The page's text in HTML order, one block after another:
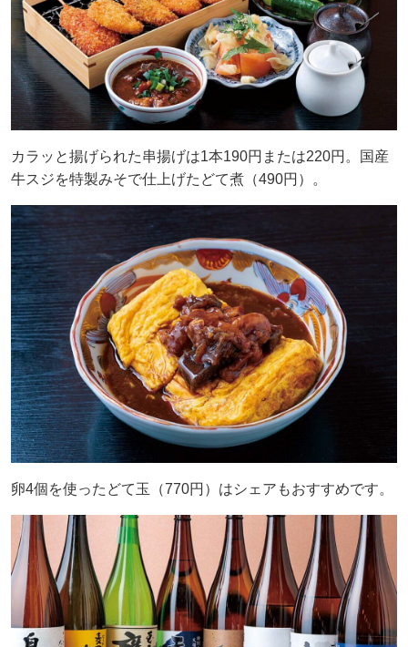
カラッと揚げられた串揚げは1本190円または220円。国産
牛スジを特製みそで仕上げたどて煮（490円）。
卵4個を使ったどて玉（770円）はシェアもおすすめです。